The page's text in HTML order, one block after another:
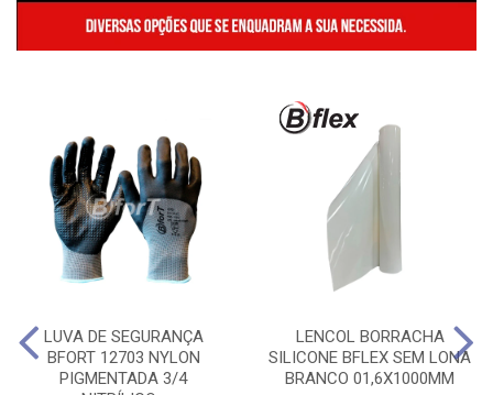
LUVA DE SEGURANÇA
BFORT 12703 NYLON
PIGMENTADA 3/4
LENCOL BORRACHA
SILICONE BFLEX SEM LONA
BRANCO 01,6X1000MM